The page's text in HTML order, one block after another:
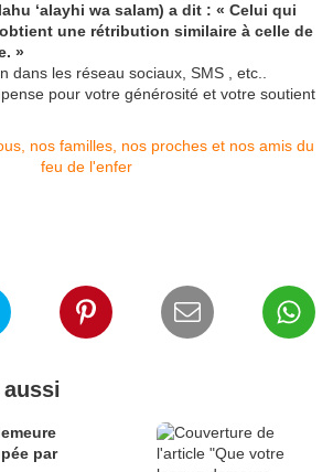
‘alayhi wa salam) a dit : « Celui qui
une rétribution similaire à celle de
»
dans les réseau sociaux, SMS , etc..
pour votre générosité et votre soutient
aussi
par